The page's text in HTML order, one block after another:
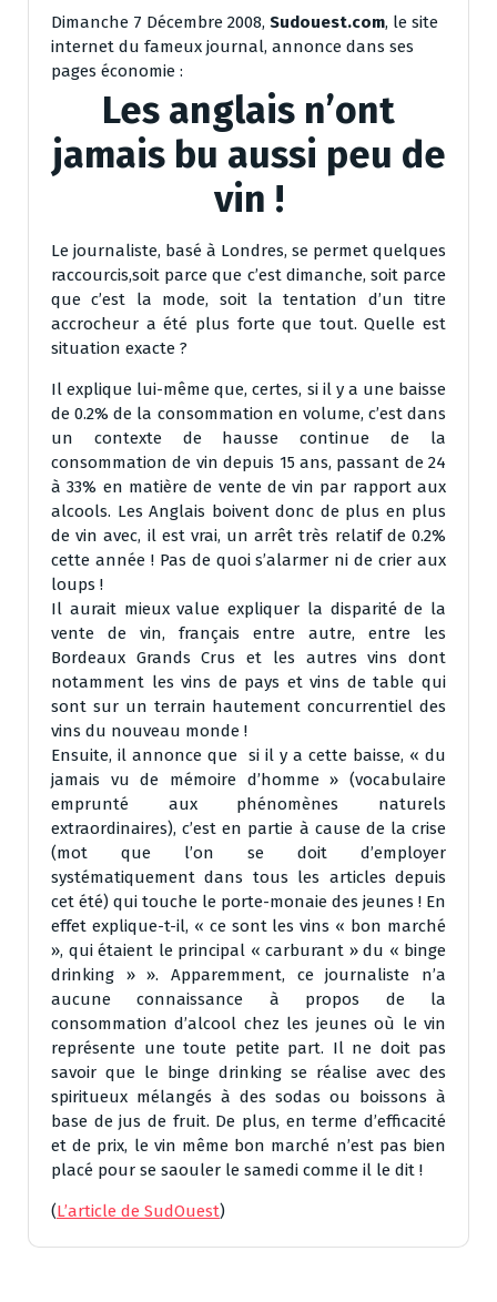
Dimanche 7 Décembre 2008, Sudouest.com, le site
internet du fameux journal, annonce dans ses
pages économie :
Les anglais n’ont
jamais bu aussi peu de
vin !
Le journaliste, basé à Londres, se permet quelques
raccourcis,soit parce que c’est dimanche, soit parce
que c’est la mode, soit la tentation d’un titre
accrocheur a été plus forte que tout. Quelle est
situation exacte ?
Il explique lui-même que, certes, si il y a une baisse
de 0.2% de la consommation en volume, c’est dans
un contexte de hausse continue de la
consommation de vin depuis 15 ans, passant de 24
à 33% en matière de vente de vin par rapport aux
alcools. Les Anglais boivent donc de plus en plus
de vin avec, il est vrai, un arrêt très relatif de 0.2%
cette année ! Pas de quoi s’alarmer ni de crier aux
loups !
Il aurait mieux value expliquer la disparité de la
vente de vin, français entre autre, entre les
Bordeaux Grands Crus et les autres vins dont
notamment les vins de pays et vins de table qui
sont sur un terrain hautement concurrentiel des
vins du nouveau monde !
Ensuite, il annonce que si il y a cette baisse, « du
jamais vu de mémoire d’homme » (vocabulaire
emprunté aux phénomènes naturels
extraordinaires), c’est en partie à cause de la crise
(mot que l’on se doit d’employer
systématiquement dans tous les articles depuis
cet été) qui touche le porte-monaie des jeunes ! En
effet explique-t-il, « ce sont les vins « bon marché
», qui étaient le principal « carburant » du « binge
drinking » ». Apparemment, ce journaliste n’a
aucune connaissance à propos de la
consommation d’alcool chez les jeunes où le vin
représente une toute petite part. Il ne doit pas
savoir que le binge drinking se réalise avec des
spiritueux mélangés à des sodas ou boissons à
base de jus de fruit. De plus, en terme d’efficacité
et de prix, le vin même bon marché n’est pas bien
placé pour se saouler le samedi comme il le dit !
(L’article de SudOuest)